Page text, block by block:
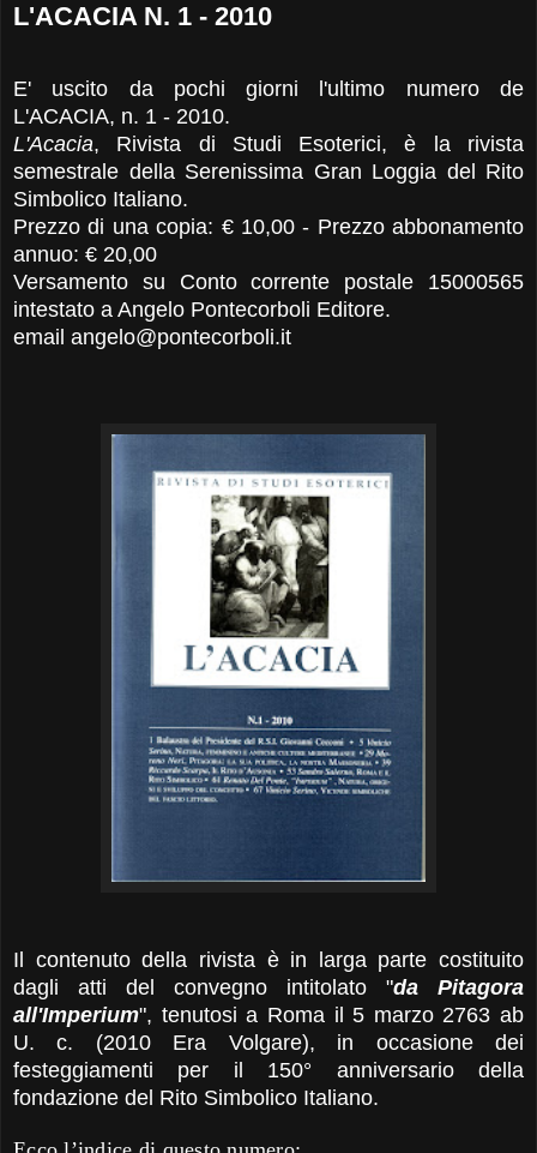
L'ACACIA N. 1 - 2010
E' uscito da pochi giorni l'ultimo numero de
L'ACACIA, n. 1 - 2010.
L'Acacia, Rivista di Studi Esoterici, è la rivista
semestrale della Serenissima Gran Loggia del Rito
Simbolico Italiano.
Prezzo di una copia: € 10,00 - Prezzo abbonamento
annuo: € 20,00
Versamento su Conto corrente postale 15000565
intestato a Angelo Pontecorboli Editore.
email angelo@pontecorboli.it
Il contenuto della rivista è in larga parte costituito
dagli atti del convegno intitolato "da Pitagora
all'Imperium", tenutosi a Roma il 5 marzo 2763 ab
U. c. (2010 Era Volgare), in occasione dei
festeggiamenti per il 150° anniversario della
fondazione del Rito Simbolico Italiano.